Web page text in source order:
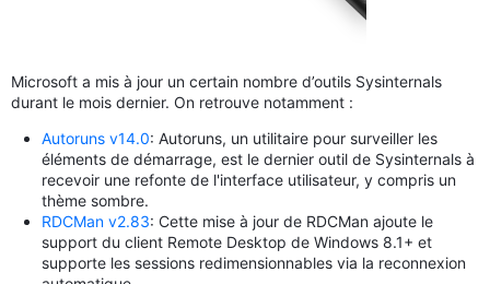
Microsoft a mis à jour un certain nombre d’outils Sysinternals
durant le mois dernier. On retrouve notamment :
Autoruns v14.0: Autoruns, un utilitaire pour surveiller les
éléments de démarrage, est le dernier outil de Sysinternals à
recevoir une refonte de l'interface utilisateur, y compris un
thème sombre.
RDCMan v2.83: Cette mise à jour de RDCMan ajoute le
support du client Remote Desktop de Windows 8.1+ et
supporte les sessions redimensionnables via la reconnexion